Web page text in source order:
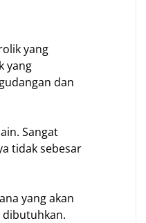
yang
yang
dan
Sangat
tidak sebesar
yang akan
dibutuhkan.